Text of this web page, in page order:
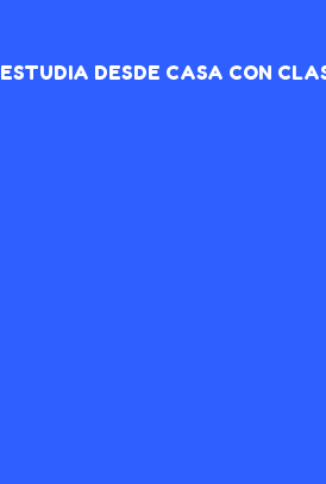
ESTUDIA DESDE CASA CON